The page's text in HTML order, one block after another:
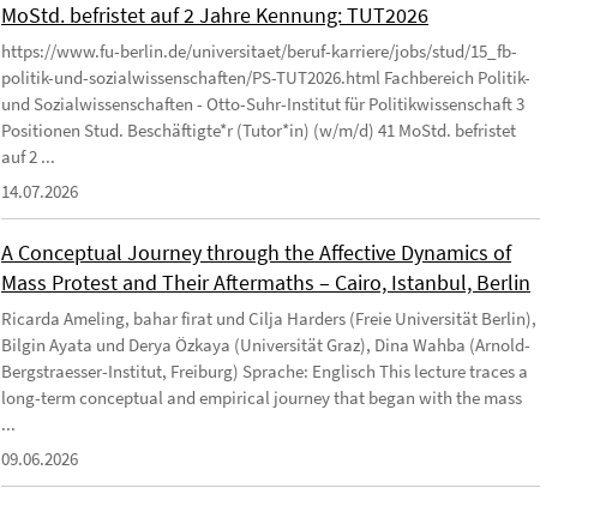
MoStd. befristet auf 2 Jahre Kennung: TUT2026
https://www.fu-berlin.de/universitaet/beruf-karriere/jobs/stud/15_fb-
politik-und-sozialwissenschaften/PS-TUT2026.html Fachbereich Politik-
und Sozialwissenschaften - Otto-Suhr-Institut für Politikwissenschaft 3
Positionen Stud. Beschäftigte*r (Tutor*in) (w/m/d) 41 MoStd. befristet
auf 2 ...
14.07.2026
A Conceptual Journey through the Affective Dynamics of
Mass Protest and Their Aftermaths – Cairo, Istanbul, Berlin
Ricarda Ameling, bahar firat und Cilja Harders (Freie Universität Berlin),
Bilgin Ayata und Derya Özkaya (Universität Graz), Dina Wahba (Arnold-
Bergstraesser-Institut, Freiburg) Sprache: Englisch This lecture traces a
long-term conceptual and empirical journey that began with the mass
...
09.06.2026